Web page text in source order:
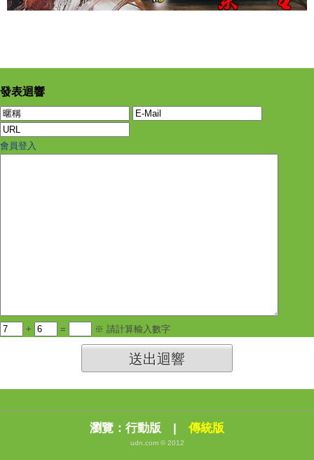
發表迴響
會員登入
+ = ※ 請計算輸入數字
送出迴響
瀏覽： 行動版 | 傳統版
udn.com © 2012